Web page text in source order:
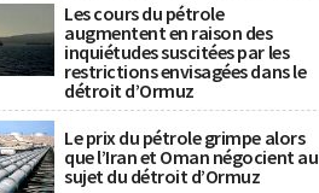
Les cours du pétrole
augmentent en raison des
inquiétudes suscitées par les
restrictions envisagées dans le
détroit d’Ormuz
Le prix du pétrole grimpe alors
que l’Iran et Oman négocient au
sujet du détroit d’Ormuz